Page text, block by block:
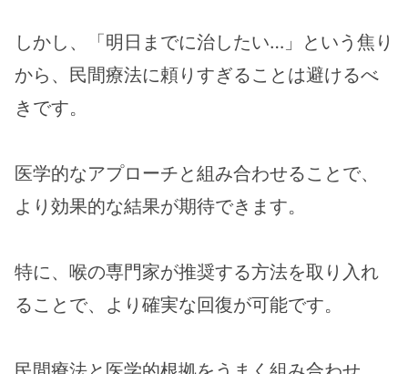
しかし、「明日までに治したい…」という焦り
から、民間療法に頼りすぎることは避けるべ
きです。
医学的なアプローチと組み合わせることで、
より効果的な結果が期待できます。
特に、喉の専門家が推奨する方法を取り入れ
ることで、より確実な回復が可能です。